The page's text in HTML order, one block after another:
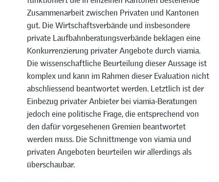
Zusammenarbeit zwischen Privaten und Kantonen
gut. Die Wirtschaftsverbände und insbesondere
private Laufbahnberatungsverbände beklagen eine
Konkurrenzierung privater Angebote durch viamia.
Die wissenschaftliche Beurteilung dieser Aussage ist
komplex und kann im Rahmen dieser Evaluation nicht
abschliessend beantwortet werden. Letztlich ist der
Einbezug privater Anbieter bei viamia-Beratungen
jedoch eine politische Frage, die entsprechend von
den dafür vorgesehenen Gremien beantwortet
werden muss. Die Schnittmenge von viamia und
privaten Angeboten beurteilen wir allerdings als
überschaubar.